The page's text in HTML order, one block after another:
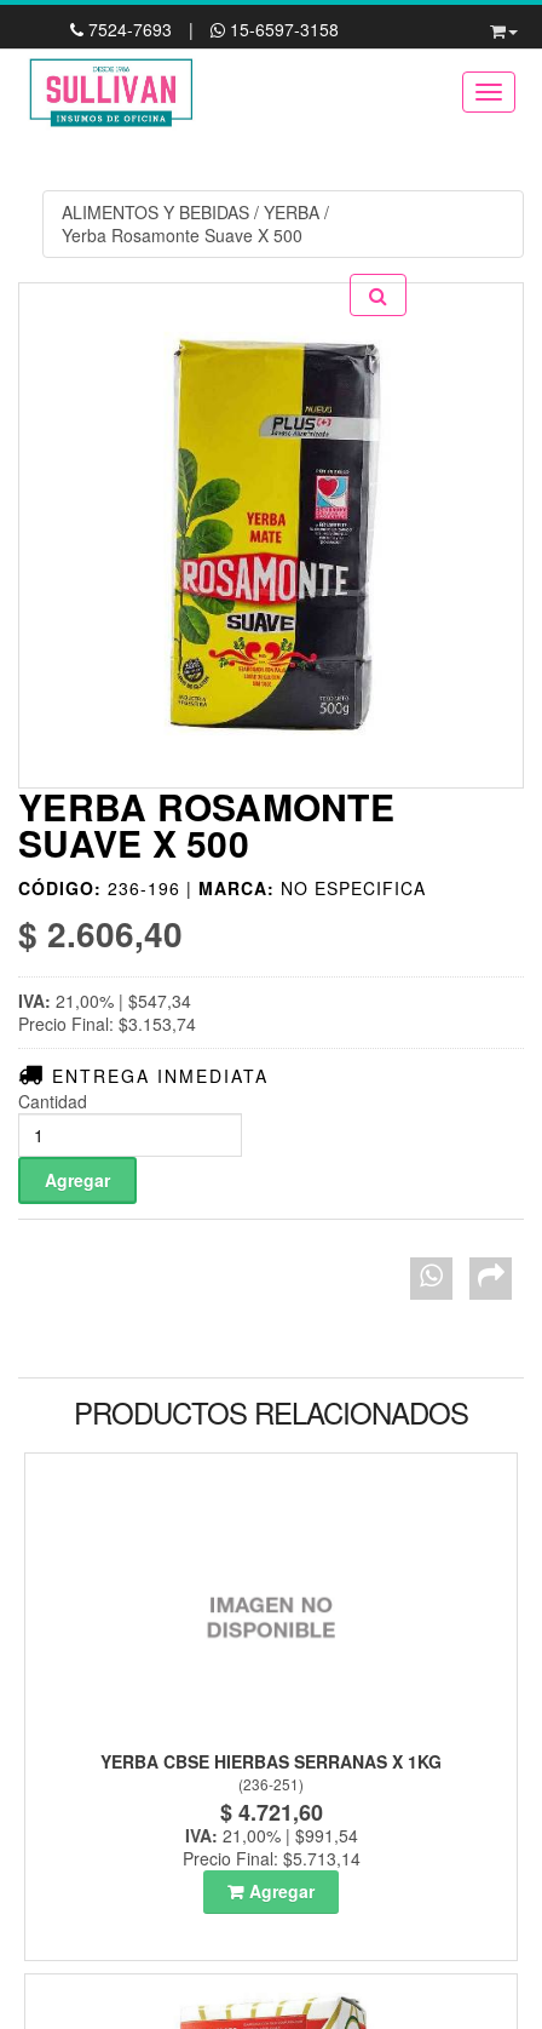
7524-7693 | 15-6597-3158
ALIMENTOS Y BEBIDAS / YERBA /
Yerba Rosamonte Suave X 500
YERBA ROSAMONTE
SUAVE X 500
CÓDIGO: 236-196 | MARCA: NO ESPECIFICA
$ 2.606,40
IVA: 21,00% | $547,34
Precio Final: $3.153,74
ENTREGA INMEDIATA
Cantidad
PRODUCTOS RELACIONADOS
YERBA CBSE HIERBAS SERRANAS X 1KG
(236-251)
$ 4.721,60
IVA: 21,00% | $991,54
Precio Final: $5.713,14
Agregar